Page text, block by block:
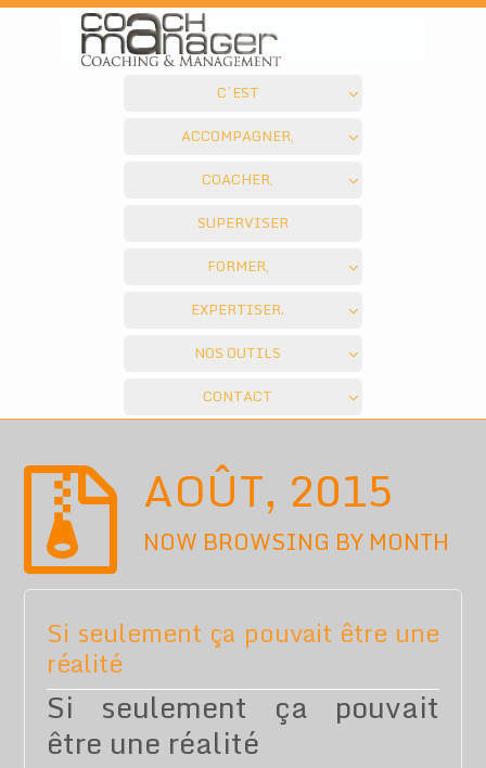
C’EST
ACCOMPAGNER,
COACHER,
SUPERVISER
FORMER,
EXPERTISER.
NOS OUTILS
CONTACT
AOÛT, 2015
NOW BROWSING BY MONTH
Si seulement ça pouvait être une
réalité
Si seulement ça pouvait
être une réalité